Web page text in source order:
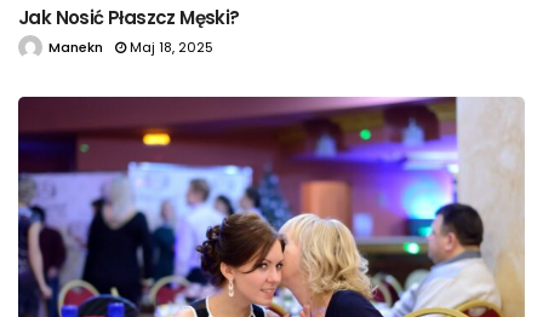
Jak Nosić Płaszcz Męski?
Manekn Maj 18, 2025